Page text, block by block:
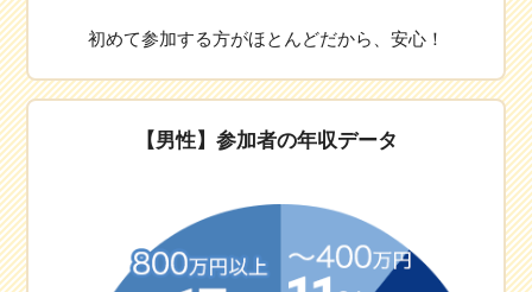
初めて参加する方がほとんどだから、安心！
【男性】参加者の年収データ